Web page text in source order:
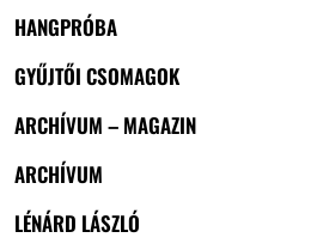
HANGPRÓBA
GYŰJTŐI CSOMAGOK
ARCHÍVUM – MAGAZIN
ARCHÍVUM
LÉNÁRD LÁSZLÓ